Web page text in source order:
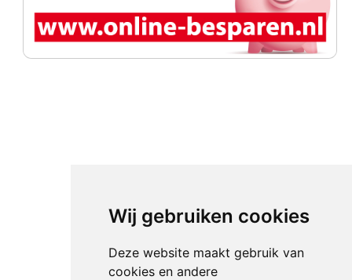
Wij gebruiken cookies
Deze website maakt gebruik van
cookies en andere